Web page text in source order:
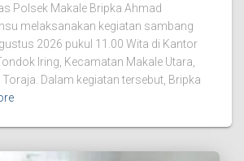
Polsek Makale Bripka Ahmad
melaksanakan kegiatan sambang
2026 pukul 11.00 Wita di Kantor
Iring, Kecamatan Makale Utara,
Dalam kegiatan tersebut, Bripka